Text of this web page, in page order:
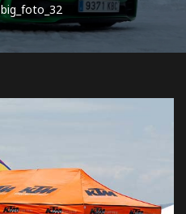
big_foto_32